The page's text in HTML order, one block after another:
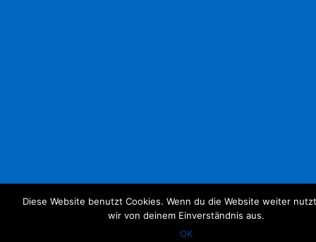
Diese Website benutzt Cookies. Wenn du die Website weiter
wir von deinem Einverständnis aus.
OK